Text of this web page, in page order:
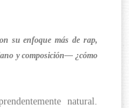
su enfoque más de rap,
y composición— ¿cómo
natural.